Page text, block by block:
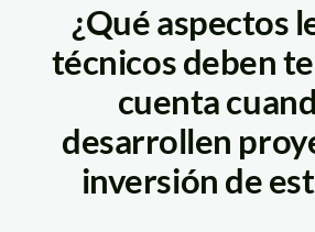
¿Qué aspectos
técnicos deben
cuenta
desarrollen
inversión de